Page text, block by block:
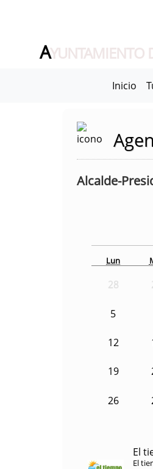
AYUNTAMIENTO
Inicio
Alcalde-
Lun
28
5
12
19
26
El
El